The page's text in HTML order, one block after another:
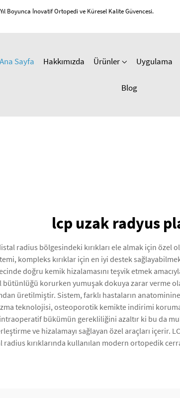
Boyunca İnovatif Ortopedi ve Küresel Kalite Güvencesi.
Ana Sayfa Hakkımızda Ürünler Uygulama
Blog
lcp uzak radyus
radius bölgesindeki kırıkları ele almak için
kompleks kırıklar için en iyi destek
doğru kemik hizalamasını teşvik etmek
korurken yumuşak dokuya zarar verme
üretilmiştir. Sistem, farklı hastaların
teknolojisi, osteoporotik kemikte indirimi
bükümün gerekliliğini azaltır ki bu da
ve hizalamayı sağlayan özel araçları içerir.
radius kırıklarında kullanılan modern ortopedik